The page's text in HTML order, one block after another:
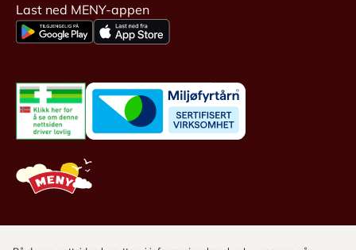
Last ned MENY-appen